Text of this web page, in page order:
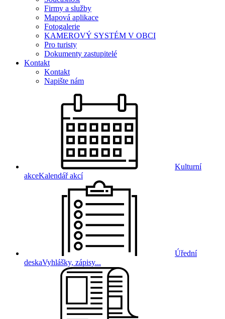
Firmy a služby
Mapová aplikace
Fotogalerie
KAMEROVÝ SYSTÉM V OBCI
Pro turisty
Dokumenty zastupitelé
Kontakt
Kontakt
Napište nám
Kulturní
akceKalendář akcí
Úřední
deskaVyhlášky, zápisy...